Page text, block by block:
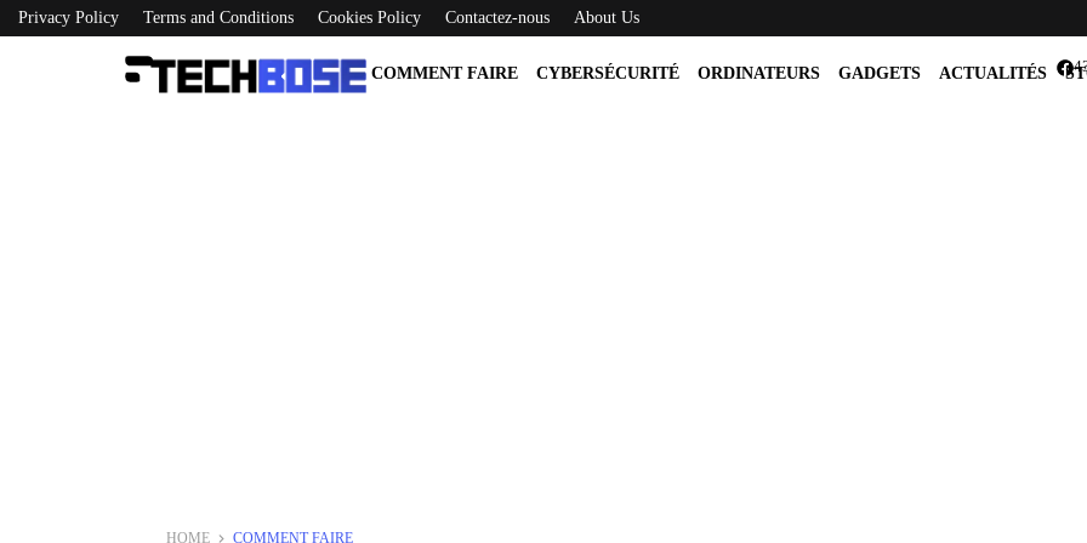
Privacy Policy Terms and Conditions Cookies Policy Contactez-nous About Us
COMMENT FAIRE CYBERSÉCURITÉ ORDINATEURS GADGETS ACTUALITÉS
HOME COMMENT FAIRE